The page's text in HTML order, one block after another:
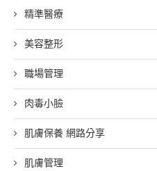
精準醫療
美容整形
職場管理
肉毒小臉
肌膚保養 網路分享
肌膚管理